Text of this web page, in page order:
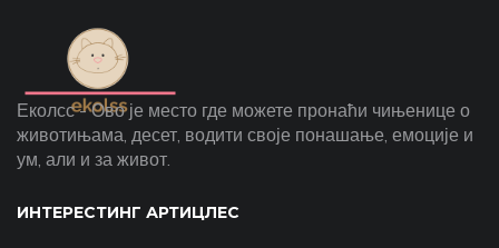
Еколсс - Ово је место где можете пронаћи чињенице о
животињама, десет, водити своје понашање, емоције и
ум, али и за живот.
ИНТЕРЕСТИНГ АРТИЦЛЕС